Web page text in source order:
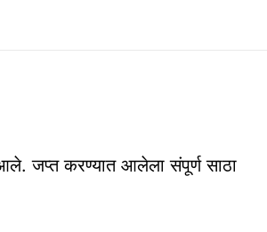
जप्त करण्यात आलेला संपूर्ण साठा